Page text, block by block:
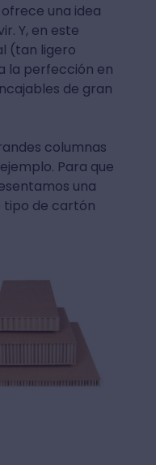
una idea
Y, en este
(tan ligero
la perfección en
de gran
columnas
Para que
una
tipo de cartón